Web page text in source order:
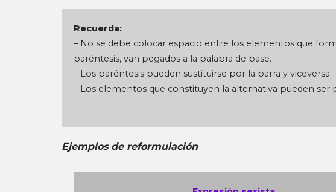
Recuerda:
– No se debe colocar espacio entre los elementos que
paréntesis, van pegados a la palabra de base.
– Los paréntesis pueden sustituirse por la barra y viceversa.
– Los elementos que constituyen la alternativa pueden ser
Ejemplos de reformulación